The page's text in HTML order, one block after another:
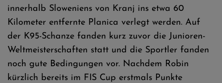
innerhalb Sloweniens von Kranj ins etwa 60
Kilometer entfernte Planica verlegt werden. Auf
der K95-Schanze fanden kurz zuvor die Junioren-
Weltmeisterschaften statt und die Sportler fanden
noch gute Bedingungen vor. Nachdem Robin
kürzlich bereits im FIS Cup erstmals Punkte